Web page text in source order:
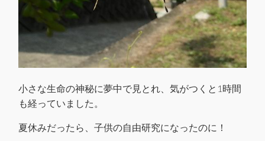
小さな生命の神秘に夢中で見とれ、気がつくと1時間
も経っていました。
夏休みだったら、子供の自由研究になったのに！